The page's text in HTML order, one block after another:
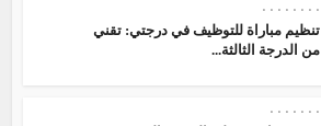
•
•
•
•
•
•
•
•
تنظيم مباراة للتوظيف في درجتي: تقني
من الدرجة الثالثة...
•
•
•
•
•
•
•